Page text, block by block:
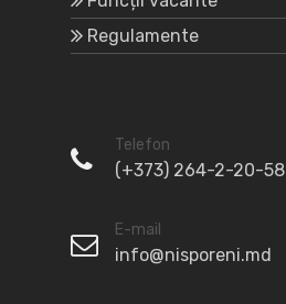
Regulamente
Telefon
(+373) 264-2-20-58
E-mail
info@nisporeni.md